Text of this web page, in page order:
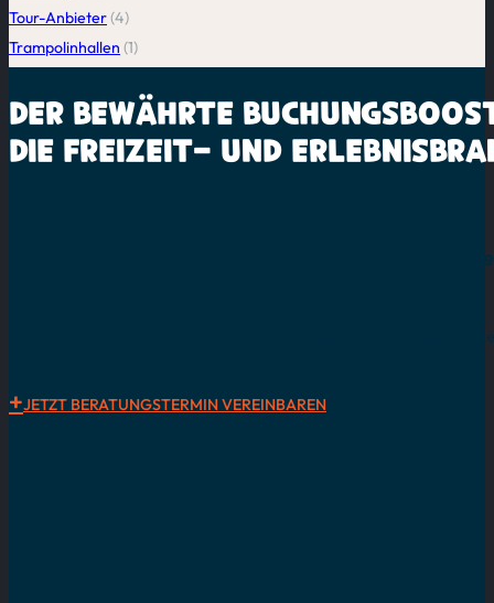
Tour-Anbieter(4)
Trampolinhallen (1)
DER BEWÄHRTE
DIE FREIZEIT- UND
lebegeil media ist dein Partner für mehr Online-Buchungen und
Jahrelange Erfahrung und ein großes Netzwerk in der
JETZT BERATUNGSTERMIN VEREINBAREN